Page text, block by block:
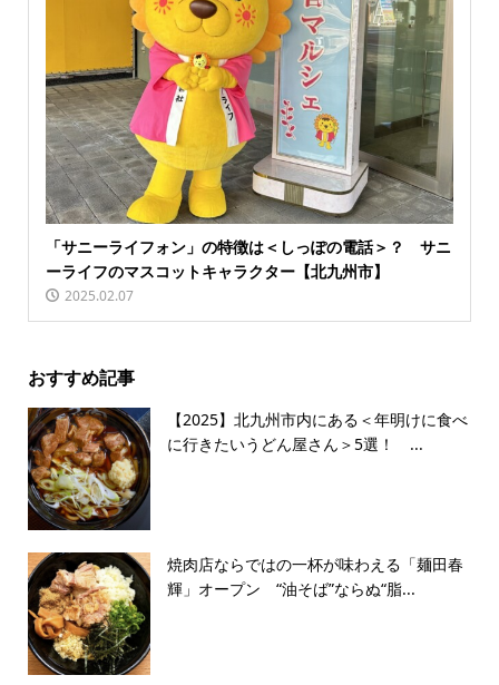
「サニーライフォン」の特徴は＜しっぽの電話＞？ サニ
ーライフのマスコットキャラクター【北九州市】
2025.02.07
おすすめ記事
【2025】北九州市内にある＜年明けに食べ
に行きたいうどん屋さん＞5選！ ...
焼肉店ならではの一杯が味わえる「麺田春
輝」オープン “油そば”ならぬ“脂...